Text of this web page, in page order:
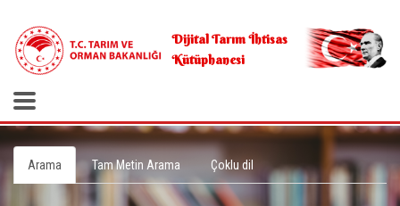
Dijital Tarım İhtisas
Kütüphanesi
Arama Tam Metin Arama Çoklu dil